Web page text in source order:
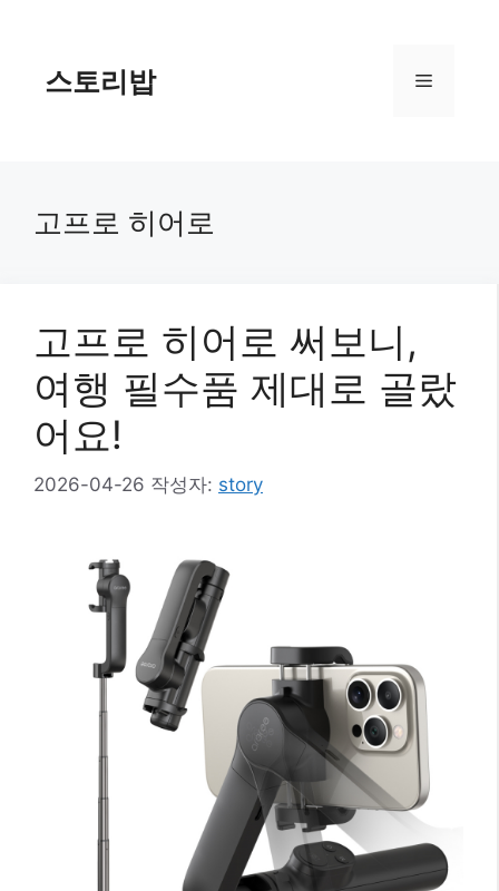
스토리밥 메
고프로 히어로
고프로 히어로 써보니,
여행 필수품 제대로 골랐
어요!
2026-04-26 작성자: story